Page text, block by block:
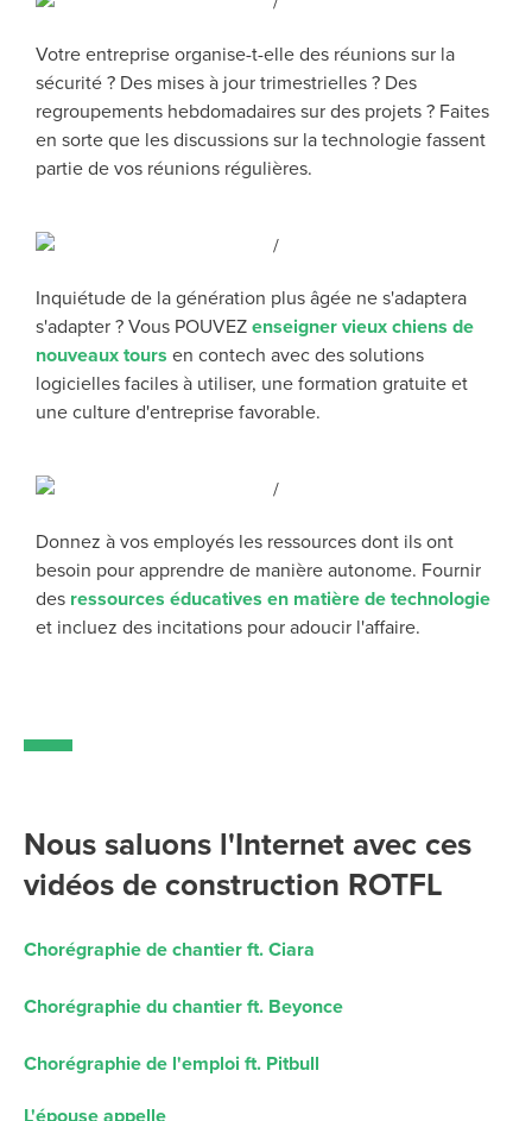
Votre entreprise organise-t-elle des réunions sur la
sécurité ? Des mises à jour trimestrielles ? Des
regroupements hebdomadaires sur des projets ? Faites
en sorte que les discussions sur la technologie fassent
partie de vos réunions régulières.
Inquiétude de la génération plus âgée ne s'adaptera
s'adapter ? Vous POUVEZ enseigner vieux chiens de
nouveaux tours en contech avec des solutions
logicielles faciles à utiliser, une formation gratuite et
une culture d'entreprise favorable.
Donnez à vos employés les ressources dont ils ont
besoin pour apprendre de manière autonome. Fournir
des ressources éducatives en matière de technologie
et incluez des incitations pour adoucir l'affaire.
Nous saluons l'Internet avec ces
vidéos de construction ROTFL
Chorégraphie de chantier ft. Ciara
Chorégraphie du chantier ft. Beyonce
Chorégraphie de l'emploi ft. Pitbull